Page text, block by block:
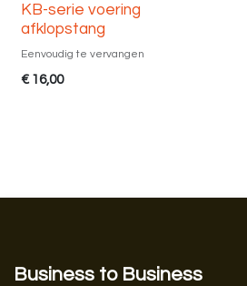
KB-serie voering
afklopstang
Eenvoudig te vervangen
€ 16,00
Business to Business